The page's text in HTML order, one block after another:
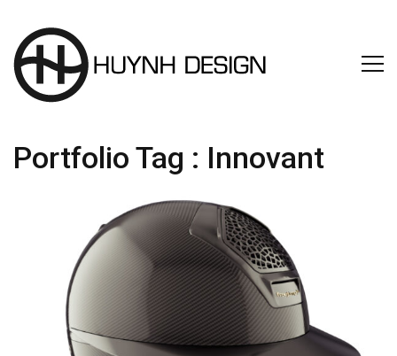
Portfolio Tag : Innovant